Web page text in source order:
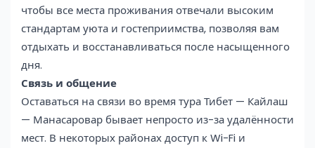
чтобы все места проживания отвечали высоким
стандартам уюта и гостеприимства, позволяя вам
отдыхать и восстанавливаться после насыщенного
дня.
Связь и общение
Оставаться на связи во время тура Тибет — Кайлаш
— Манасаровар бывает непросто из-за удалённости
мест. В некоторых районах доступ к Wi-Fi и